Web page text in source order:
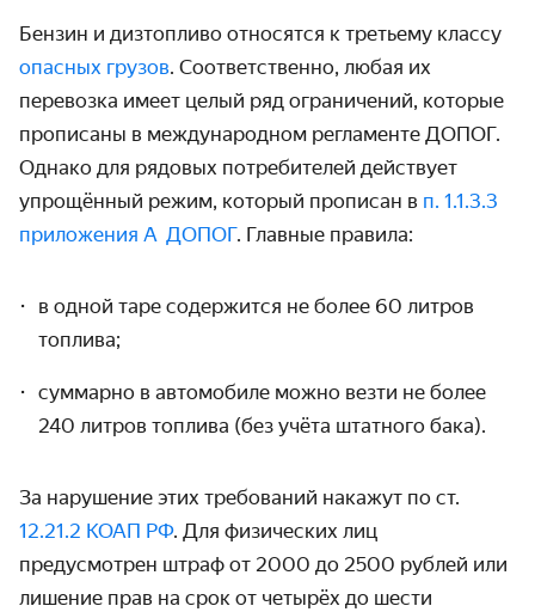
Бензин и дизтопливо относятся к третьему классу
опасных грузов. Соответственно, любая их
перевозка имеет целый ряд ограничений, которые
прописаны в международном регламенте ДОПОГ.
Однако для рядовых потребителей действует
упрощённый режим, который прописан в п. 1.1.3.3
приложения А ДОПОГ. Главные правила:
в одной таре содержится не более 60 литров
топлива;
суммарно в автомобиле можно везти не более
240 литров топлива (без учёта штатного бака).
За нарушение этих требований накажут по ст.
12.21.2 КОАП РФ. Для физических лиц
предусмотрен штраф от 2000 до 2500 рублей или
лишение прав на срок от четырёх до шести